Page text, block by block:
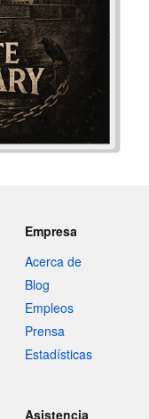
Empresa
Acerca de
Blog
Empleos
Prensa
Estadísticas
Asistencia